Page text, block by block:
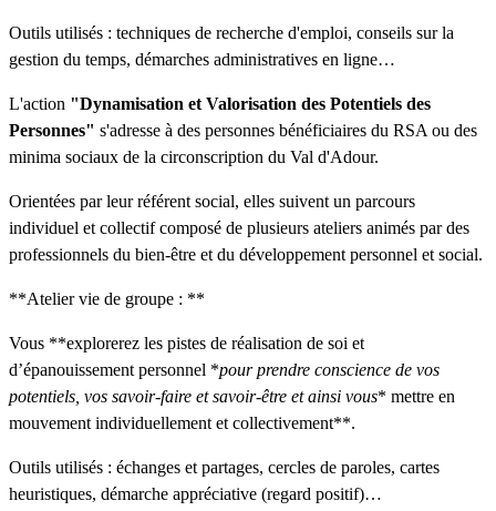
Outils utilisés : techniques de recherche d'emploi, conseils sur la
gestion du temps, démarches administratives en ligne…
L'action "Dynamisation et Valorisation des Potentiels des
Personnes" s'adresse à des personnes bénéficiaires du RSA ou des
minima sociaux de la circonscription du Val d'Adour.
Orientées par leur référent social, elles suivent un parcours
individuel et collectif composé de plusieurs ateliers animés par des
professionnels du bien-être et du développement personnel et social.
**Atelier vie de groupe : **
Vous **explorerez les pistes de réalisation de soi et
d’épanouissement personnel *pour prendre conscience de vos
potentiels, vos savoir-faire et savoir-être et ainsi vous* mettre en
mouvement individuellement et collectivement**.
Outils utilisés : échanges et partages, cercles de paroles, cartes
heuristiques, démarche appréciative (regard positif)…